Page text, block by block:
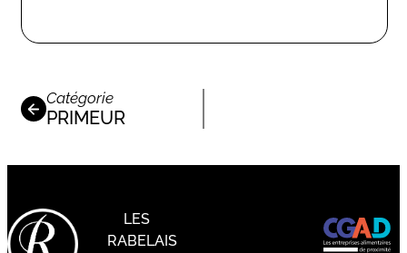
Catégorie
PRIMEUR
LES
RABELAIS